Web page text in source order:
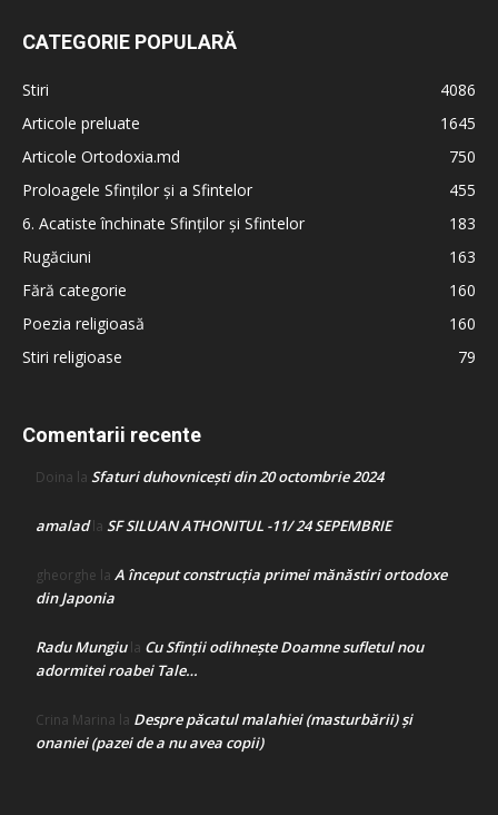
CATEGORIE POPULARĂ
Stiri
4086
Articole preluate
1645
Articole Ortodoxia.md
750
Proloagele Sfinților și a Sfintelor
455
6. Acatiste închinate Sfinților și Sfintelor
183
Rugăciuni
163
Fără categorie
160
Poezia religioasă
160
Stiri religioase
79
Comentarii recente
Doina la Sfaturi duhovnicești din 20 octombrie 2024
amaladla SF SILUAN ATHONITUL -11/ 24 SEPEMBRIE
gheorghe la A început construcţia primei mănăstiri ortodoxe
din Japonia
Radu Mungiula Cu Sfinții odihnește Doamne sufletul nou
adormitei roabei Tale…
Crina Marina la Despre păcatul malahiei (masturbării) şi
onaniei (pazei de a nu avea copii)